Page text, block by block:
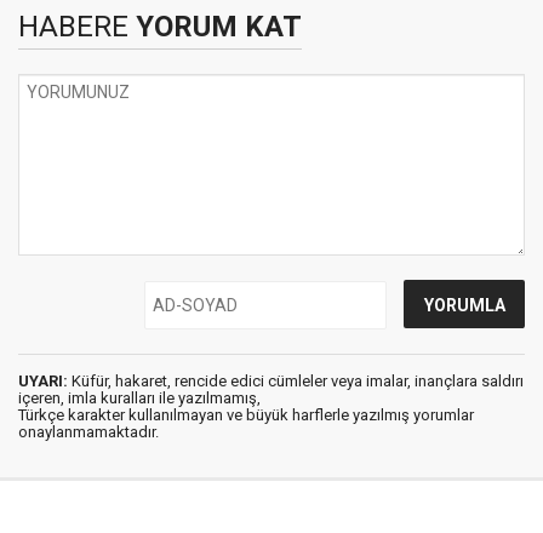
HABERE YORUM KAT
UYARI: Küfür, hakaret, rencide edici cümleler veya imalar, inançlara saldırı
içeren, imla kuralları ile yazılmamış,
Türkçe karakter kullanılmayan ve büyük harflerle yazılmış yorumlar
onaylanmamaktadır.